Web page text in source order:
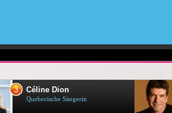
3 Céline Dion
Quebecische Sängerin